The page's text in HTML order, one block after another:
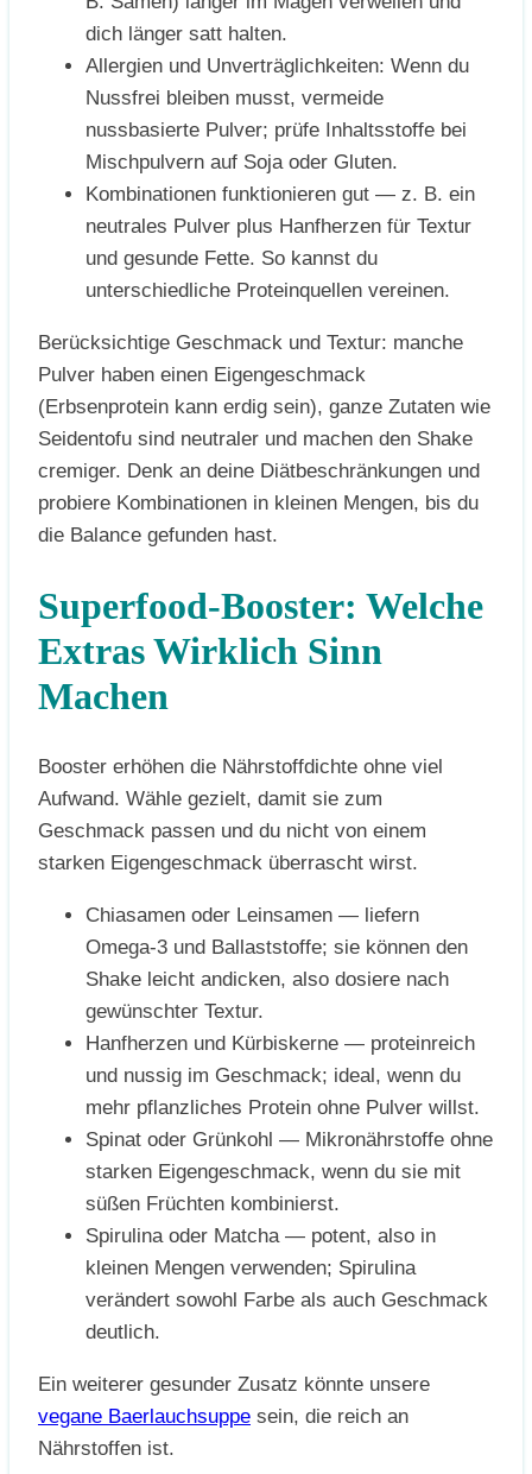
dich länger satt halten.
Allergien und Unverträglichkeiten: Wenn du
Nussfrei bleiben musst, vermeide
nussbasierte Pulver; prüfe Inhaltsstoffe bei
Mischpulvern auf Soja oder Gluten.
Kombinationen funktionieren gut — z. B. ein
neutrales Pulver plus Hanfherzen für Textur
und gesunde Fette. So kannst du
unterschiedliche Proteinquellen vereinen.
Berücksichtige Geschmack und Textur: manche
Pulver haben einen Eigengeschmack
(Erbsenprotein kann erdig sein), ganze Zutaten wie
Seidentofu sind neutraler und machen den Shake
cremiger. Denk an deine Diätbeschränkungen und
probiere Kombinationen in kleinen Mengen, bis du
die Balance gefunden hast.
Superfood-Booster: Welche
Extras Wirklich Sinn
Machen
Booster erhöhen die Nährstoffdichte ohne viel
Aufwand. Wähle gezielt, damit sie zum
Geschmack passen und du nicht von einem
starken Eigengeschmack überrascht wirst.
Chiasamen oder Leinsamen — liefern
Omega-3 und Ballaststoffe; sie können den
Shake leicht andicken, also dosiere nach
gewünschter Textur.
Hanfherzen und Kürbiskerne — proteinreich
und nussig im Geschmack; ideal, wenn du
mehr pflanzliches Protein ohne Pulver willst.
Spinat oder Grünkohl — Mikronährstoffe ohne
starken Eigengeschmack, wenn du sie mit
süßen Früchten kombinierst.
Spirulina oder Matcha — potent, also in
kleinen Mengen verwenden; Spirulina
verändert sowohl Farbe als auch Geschmack
deutlich.
Ein weiterer gesunder Zusatz könnte unsere
vegane Baerlauchsuppe sein, die reich an
Nährstoffen ist.